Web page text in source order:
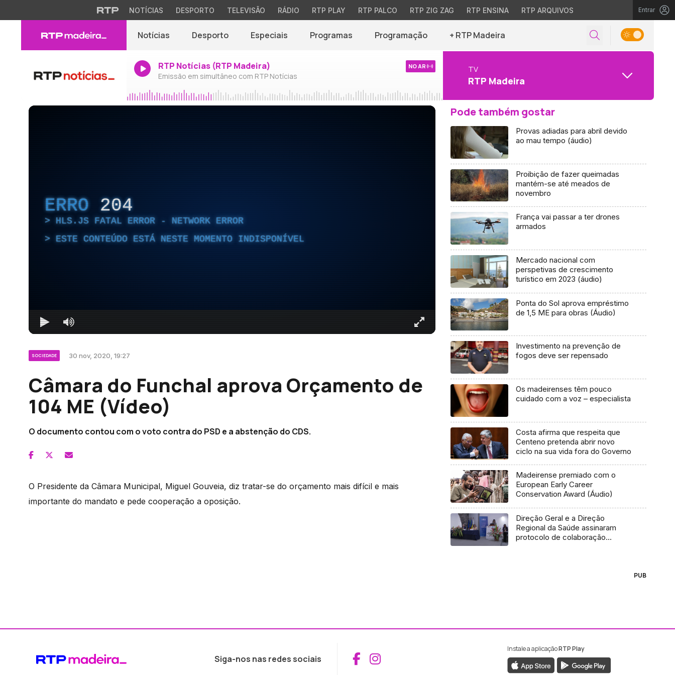
NOTÍCIAS DESPORTO TELEVISÃO RÁDIO RTP PLAY RTP PALCO RTP ZIG ZAG RTP ENSINA RTP ARQUIVOS Entrar
Notícias Desporto Especiais Programas Programação + RTP Madeira
RTP Notícias (RTP Madeira)
Emissão em simultâneo com RTP Notícias
NO AR TV
RTP Madeira
ERRO 204
HLS.JS FATAL ERROR - NETWORK ERROR
ESTE CONTEÚDO ESTÁ NESTE MOMENTO INDISPONÍVEL
SOCIEDADE 30 nov, 2020, 19:27
Câmara do Funchal aprova Orçamento de
104 ME (Vídeo)
O documento contou com o voto contra do PSD e a abstenção do CDS.
O Presidente da Câmara Municipal, Miguel Gouveia, diz tratar-se do orçamento mais difícil e mais
importante do mandato e pede cooperação a oposição.
Pode também gostar
Provas adiadas para abril devido
ao mau tempo (áudio)
Proibição de fazer queimadas
mantém-se até meados de
novembro
França vai passar a ter drones
armados
Mercado nacional com
perspetivas de crescimento
turístico em 2023 (áudio)
Ponta do Sol aprova empréstimo
de 1,5 ME para obras (Áudio)
Investimento na prevenção de
fogos deve ser repensado
Os madeirenses têm pouco
cuidado com a voz – especialista
Costa afirma que respeita que
Centeno pretenda abrir novo
ciclo na sua vida fora do Governo
Madeirense premiado com o
European Early Career
Conservation Award (Áudio)
Direção Geral e a Direção
Regional da Saúde assinaram
protocolo de colaboração
PUB
Siga-nos nas redes sociais Aceder ao Facebook da RTP Madeira
Aceder ao Instagram da RTP Madeira
Instale a aplicaçãoRTP Play